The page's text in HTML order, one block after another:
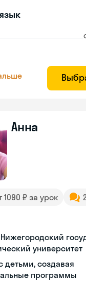
Анна
1090 ₽ за урок
университет
детьми, создавая
программы